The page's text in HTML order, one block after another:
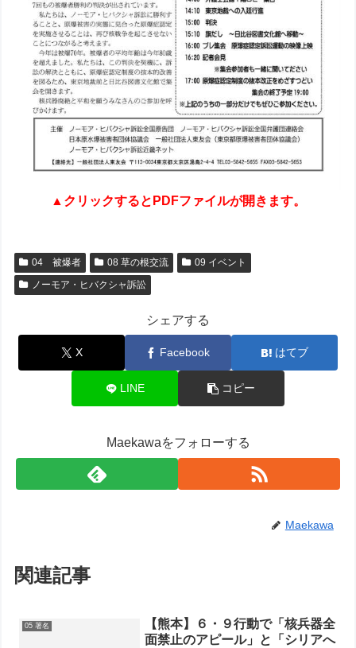
▲クリックするとPDFファイルが開きます。
04 被爆者 08 草の根交流
09 イベント
ノーモア・ヒバクシャ訴訟
シェアする
X Facebook はてブ
LINE コピー
Maekawaをフォローする
Maekawa
関連記事
05 署名
【熊本】６・９行動で「核兵器全
面禁止のアピール」と「シリアへ